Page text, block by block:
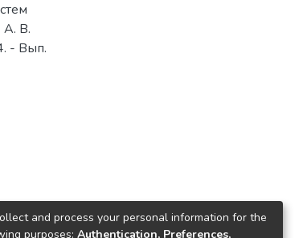
А. В.
- Вып.
and process your personal information for the
purposes: Authentication, Preferences,